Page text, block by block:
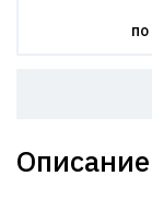
по
Описание